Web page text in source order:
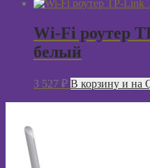
Wi-Fi роутер
белый
3 527 ₽ В корзину и на